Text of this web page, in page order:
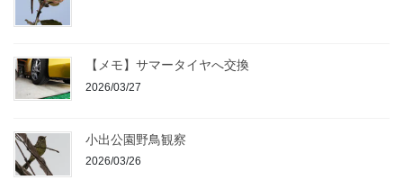
【メモ】サマータイヤへ交換
2026/03/27
小出公園野鳥観察
2026/03/26